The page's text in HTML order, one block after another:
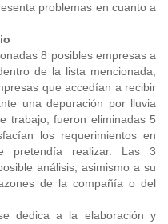
problemas en cuanto a
8 posibles empresas a
de la lista mencionada,
que accedían a recibir
una depuración por lluvia
trabajo, fueron eliminadas 5
los requerimientos en
pretendía realizar. Las 3
análisis, asimismo a su
de la compañía o del
dedica a la elaboración y